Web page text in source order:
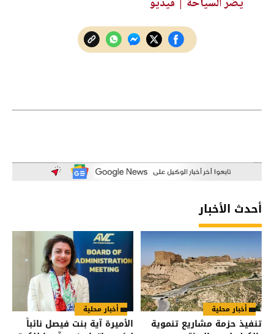
أحدث الأخبار
أخبار محلية
تنفيذ حزمة مشاريع تنموية
أخبار محلية
الأميرة آية بنت فيصل نائباً